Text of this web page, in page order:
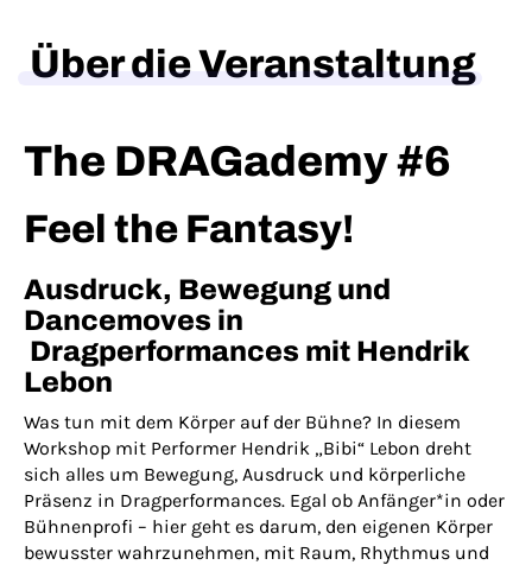
Über die Veranstaltung
The DRAGademy #6
Feel the Fantasy!
Ausdruck, Bewegung und
Dancemoves in
Dragperformances mit Hendrik
Lebon
Was tun mit dem Körper auf der Bühne? In diesem
Workshop mit Performer Hendrik „Bibi“ Lebon dreht
sich alles um Bewegung, Ausdruck und körperliche
Präsenz in Dragperformances. Egal ob Anfänger*in oder
Bühnenprofi – hier geht es darum, den eigenen Körper
bewusster wahrzunehmen, mit Raum, Rhythmus und